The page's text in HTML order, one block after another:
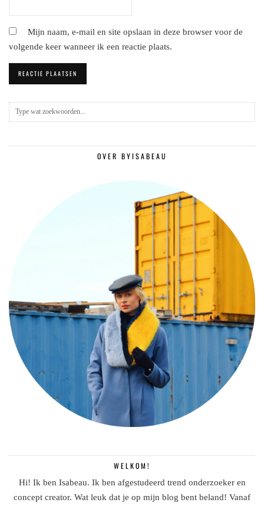
Mijn naam, e-mail en site opslaan in deze browser voor de
volgende keer wanneer ik een reactie plaats.
OVER BYISABEAU
WELKOM!
Hi! Ik ben Isabeau. Ik ben afgestudeerd trend onderzoeker en
concept creator. Wat leuk dat je op mijn blog bent beland! Vanaf